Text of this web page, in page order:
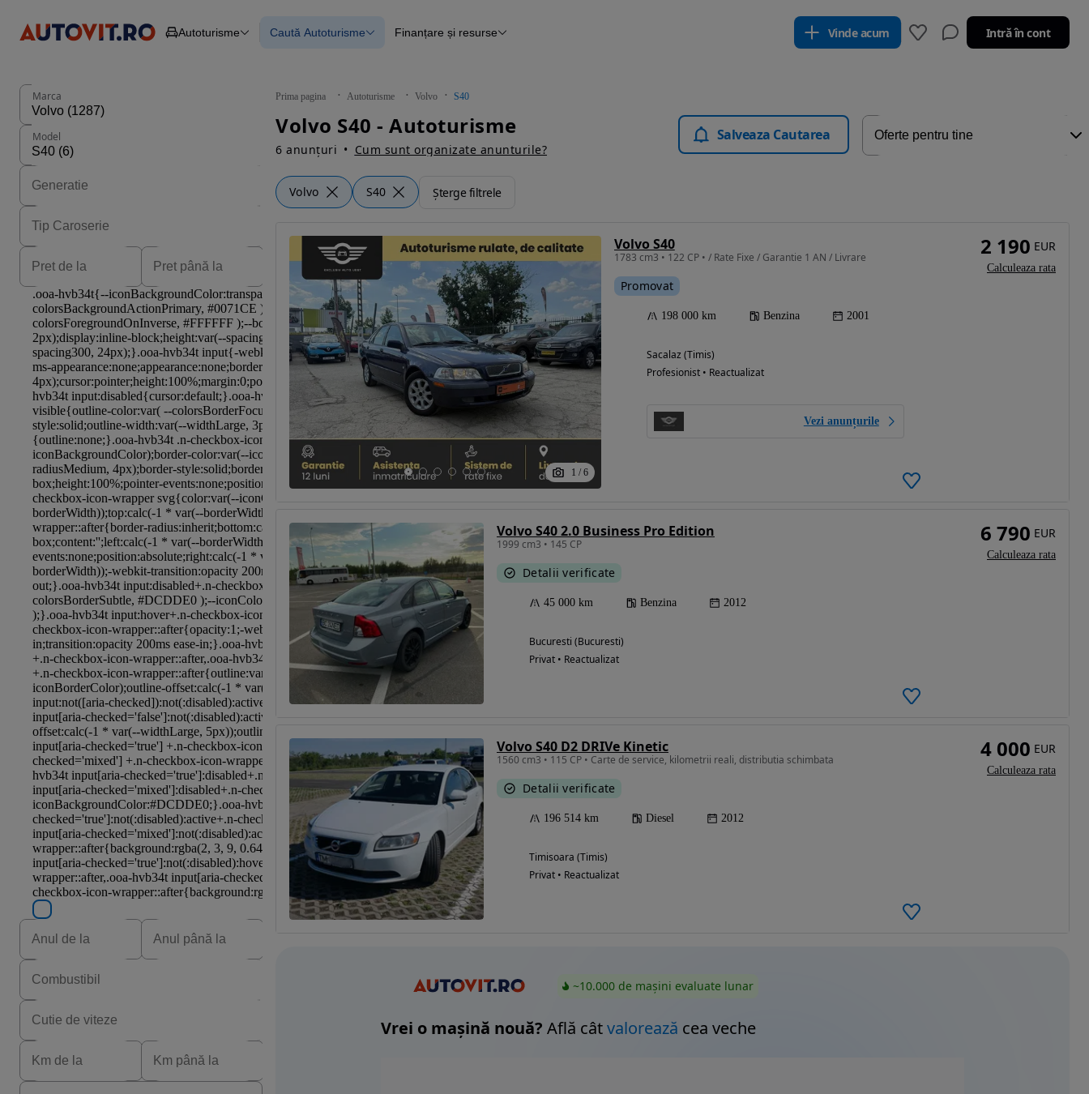
Autoturisme
Autoturisme
Mașini electrice
Mașini cu detalii verificate
Caută Autoturisme
Blog Autovit.ro
Finanțare și resurse Vinde acum Intră în cont
Prima pagina Autoturisme Volvo S40
Volvo S40 - Autoturisme
6 anunțuri Cum sunt organizate anunturile?
Salveaza Cautarea
Volvo S40 Șterge filtrele
Marca
Model
finantare
1 / 6
Volvo S40
1783 cm3 • 122 CP • / Rate Fixe / Garantie 1 AN / Livrare
Promovat
198 000 km Benzina 2001
Sacalaz (Timis)
Profesionist • Reactualizat
Vezi anunțurile
2 190 EUR
Calculeaza rata
Volvo S40 2.0 Business Pro Edition
1999 cm3 • 145 CP
Detalii verificate
45 000 km Benzina 2012
Bucuresti (Bucuresti)
Privat • Reactualizat
6 790 EUR
Calculeaza rata
Volvo S40 D2 DRIVe Kinetic
1560 cm3 • 115 CP • Carte de service, kilometrii reali, distributia schimbata
Detalii verificate
196 514 km Diesel 2012
Timisoara (Timis)
Privat • Reactualizat
4 000 EUR
Calculeaza rata
~10.000 de mașini evaluate lunar
Vrei o mașină nouă? Află câtvalorează cea veche